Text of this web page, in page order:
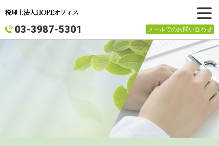
メニュ
ー
03-3987-5301 メールでのお問い合わせ